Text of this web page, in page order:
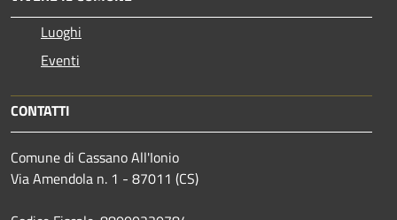
Luoghi
Eventi
CONTATTI
Comune di Cassano All'Ionio
Via Amendola n. 1 - 87011 (CS)